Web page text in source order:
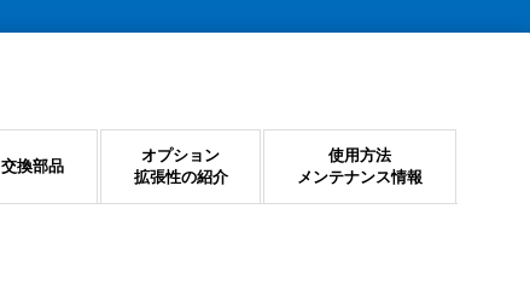
交換部品
オプション
拡張性の紹介
使用方法
メンテナンス情報